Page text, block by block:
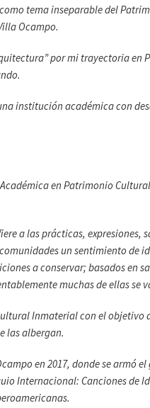
tema inseparable del
Ocampo.
por mi trayectoria en
institución académica con
Académica en Patrimonio
a las prácticas, expresiones,
un sentimiento de
a conservar; basados en
muchas de ellas se
Inmaterial con el objetivo
las albergan.
en 2017, donde se armó
Internacional: Canciones de